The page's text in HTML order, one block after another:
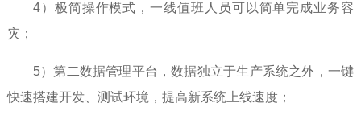
4）极简操作模式，一线值班人员可以简单完成业务容
灾；
5）第二数据管理平台，数据独立于生产系统之外，一键
快速搭建开发、测试环境，提高新系统上线速度；